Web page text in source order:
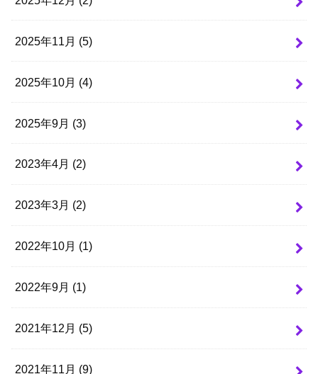
2025年11月 (5)
2025年10月 (4)
2025年9月 (3)
2023年4月 (2)
2023年3月 (2)
2022年10月 (1)
2022年9月 (1)
2021年12月 (5)
2021年11月 (9)